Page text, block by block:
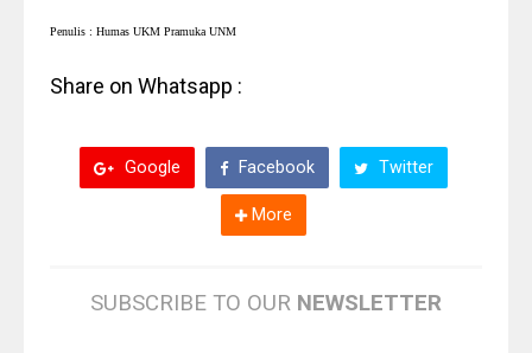
Penulis : Humas UKM Pramuka UNM
Share on Whatsapp :
Google Facebook Twitter
More
SUBSCRIBE TO OUR NEWSLETTER